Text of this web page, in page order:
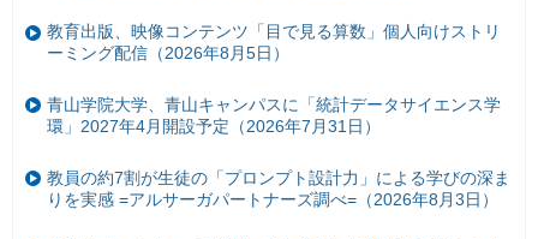
教育出版、映像コンテンツ「目で見る算数」個人向けストリ
ーミング配信（2026年8月5日）
青山学院大学、青山キャンパスに「統計データサイエンス学
環」2027年4月開設予定（2026年7月31日）
教員の約7割が生徒の「プロンプト設計力」による学びの深ま
りを実感 =アルサーガパートナーズ調べ=（2026年8月3日）